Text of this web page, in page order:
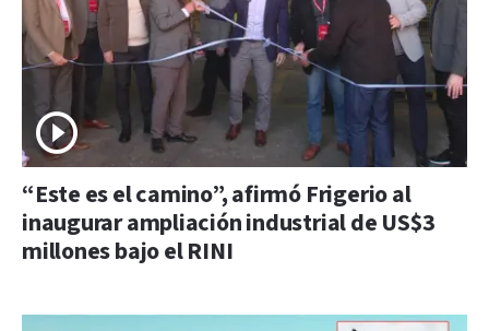
“Este es el camino”, afirmó Frigerio al
inaugurar ampliación industrial de US$3
millones bajo el RINI